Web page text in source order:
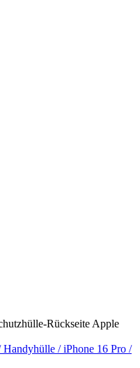
Rückseite Apple
Handyhülle /iPhone 16 Pro /